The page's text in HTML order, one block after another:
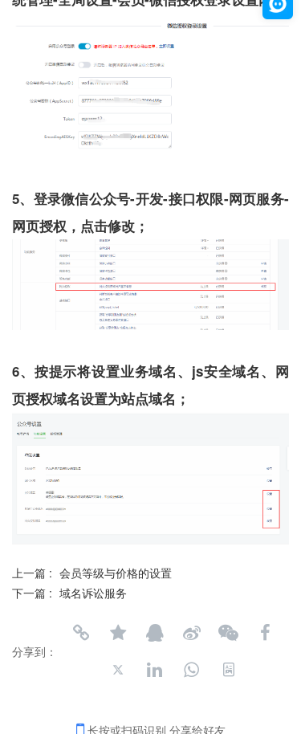
5、登录微信公众号-开发-接口权限-网页服务-
网页授权，点击修改；
6、按提示将设置业务域名、js安全域名、网
页授权域名设置为站点域名；
上一篇 : 会员等级与价格的设置
下一篇 : 域名诉讼服务
分享到：
长按或扫码识别 分享给好友